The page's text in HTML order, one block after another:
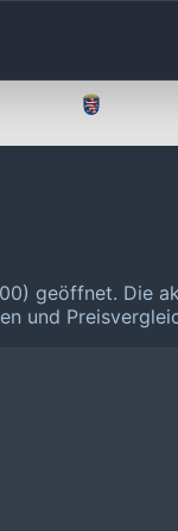
geöffnet. Die
und